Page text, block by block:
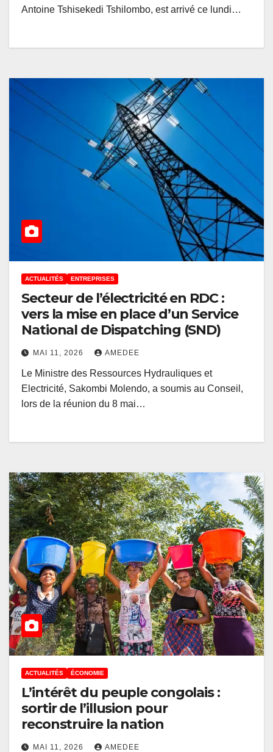
Antoine Tshisekedi Tshilombo, est arrivé ce lundi…
ACTUALITÉS ENTREPRISES
Secteur de l’électricité en RDC :
vers la mise en place d’un Service
National de Dispatching (SND)
MAI 11, 2026 AMEDEE
Le Ministre des Ressources Hydrauliques et
Electricité, Sakombi Molendo, a soumis au Conseil,
lors de la réunion du 8 mai…
ACTUALITÉS ÉCONOMIE
L’intérêt du peuple congolais :
sortir de l’illusion pour
reconstruire la nation
MAI 11, 2026 AMEDEE